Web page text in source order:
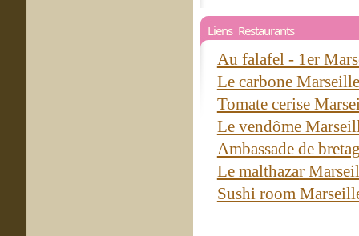
Liens Restaurants
Au falafel - 1er
Le carbone
Tomate cerise
Le vendôme
Ambassade de
Le malthazar
Sushi room